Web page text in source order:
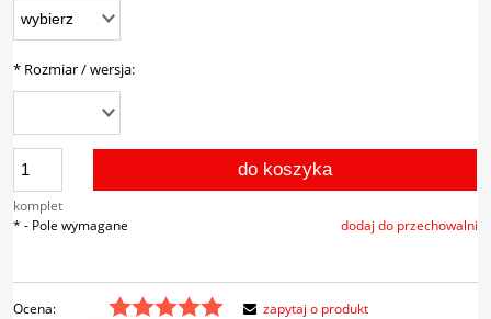
* Rozmiar / wersja:
komplet
do koszyka
dodaj do przechowalni
* - Pole wymagane
Ocena:
zapytaj o produkt